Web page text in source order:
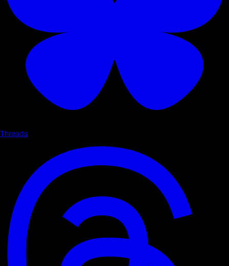
Threads